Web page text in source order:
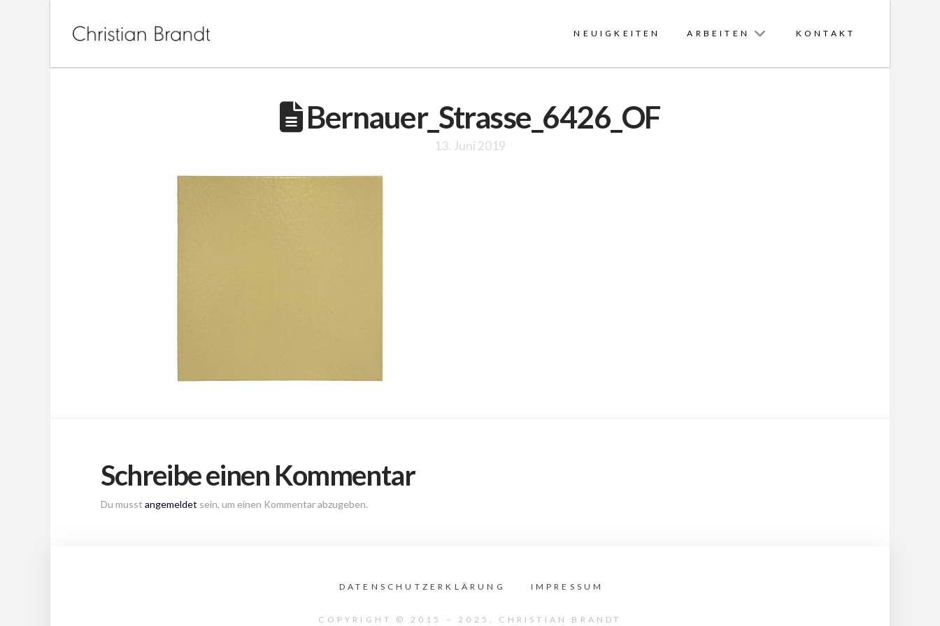
NEUIGKEITEN ARBEITEN KONTAKT
Bernauer_Strasse_6426_OF
13. Juni 2019
Schreibe einen Kommentar
Du musst angemeldet sein, um einen Kommentar abzugeben.
DATENSCHUTZERKLÄRUNG IMPRESSUM
COPYRIGHT © 2015 – 2025, CHRISTIAN BRANDT